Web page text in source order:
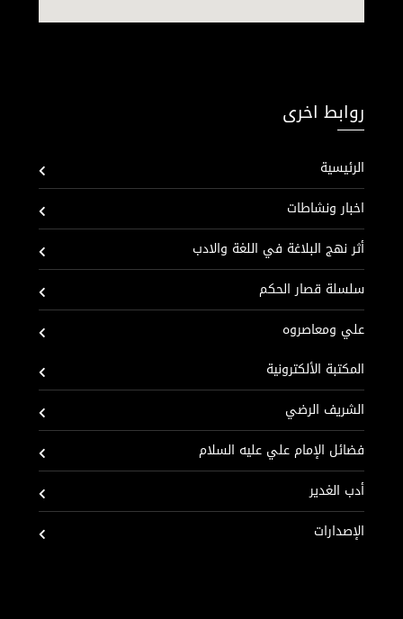
روابط اخرى
الرئيسية
اخبار ونشاطات
أثر نهج البلاغة في اللغة والادب
سلسلة قصار الحكم
علي ومعاصروه
المكتبة الألكترونية
الشريف الرضي
فضائل الإمام علي عليه السلام
أدب الغدير
الإصدارات